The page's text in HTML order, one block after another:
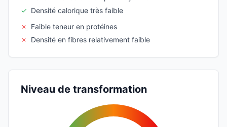
✓ Densité calorique très faible
✗
Faible teneur en protéines
✗
Densité en fibres relativement faible
Niveau de transformation